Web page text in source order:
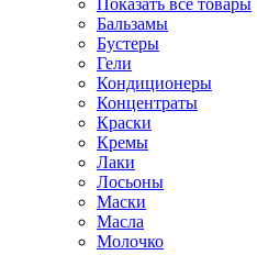
Показать все товары
Бальзамы
Бустеры
Гели
Кондиционеры
Концентраты
Краски
Кремы
Лаки
Лосьоны
Маски
Масла
Молочко